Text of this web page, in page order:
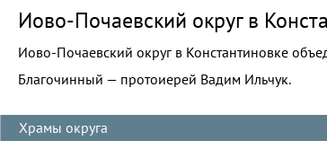
Иово-Почаевский округ в
Иово-Почаевский округ в Константиновке
Благочинный — протоиерей Вадим Ильчук.
Храмы округа